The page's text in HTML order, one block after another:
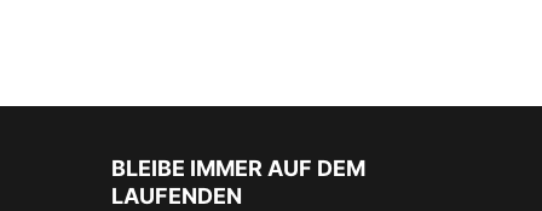
BLEIBE IMMER AUF DEM
LAUFENDEN